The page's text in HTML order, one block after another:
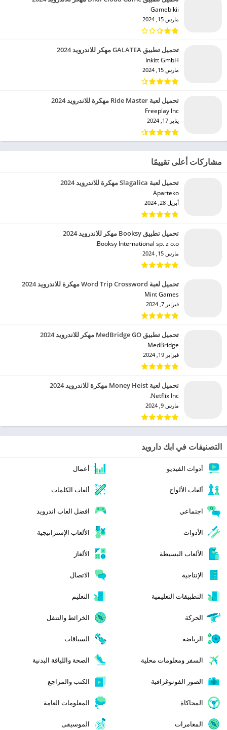
Gamebikii‏
مارس 15, 2024
تحميل تطبيق GALATEA مهكر للاندرويد 2024
Inkitt GmbH‏
مارس 15, 2024
تحميل لعبة Ride Master مهكرة للاندرويد 2024
Freeplay Inc‏
يناير 17, 2024
مشاركات أعلى تقييمًا
تحميل لعبة Slagalica مهكرة للاندرويد 2024
Aparteko‏
أبريل 28, 2024
تحميل تطبيق Booksy مهكر للاندرويد 2024
Booksy International sp. z o.o.‏
مارس 15, 2024
تحميل لعبة Word Trip Crossword مهكرة للاندرويد 2024
Mint Games‏
فبراير 7, 2024
تحميل تطبيق MedBridge GO مهكر للاندرويد 2024
MedBridge‏
فبراير 19, 2024
تحميل لعبة Money Heist مهكرة للاندرويد 2024
Netflix Inc.‏
مارس 9, 2024
التصنيفات في ابك دارويد
أدوات الفيديو أعمال
ألعاب الألواح ألعاب الكلمات
اجتماعي افضل العاب اندرويد
الأدوات الألعاب الإستراتيجية
الألعاب البسيطة الألغاز
الإنتاجية الاتصال
التطبيقات التعليمية التعليم
الحركة الخرائط والتنقل
الرياضة السباقات
السفر ومعلومات محلية الصحة واللياقة البدنية
الصور الفوتوغرافية الكتب والمراجع
المحاكاة المعلومات العامة
المغامرات الموسيقى